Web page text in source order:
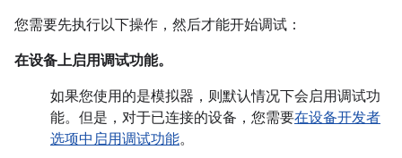
您需要先执行以下操作，然后才能开始调试：
在设备上启用调试功能。
如果您使用的是模拟器，则默认情况下会启用调试功
能。但是，对于已连接的设备，您需要在设备开发者
选项中启用调试功能。